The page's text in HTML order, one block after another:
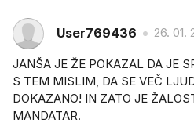
User769436 26. 01.
JANŠA JE ŽE POKAZAL DA JE
S TEM MISLIM, DA SE VEČ
DOKAZANO! IN ZATO JE
MANDATAR.